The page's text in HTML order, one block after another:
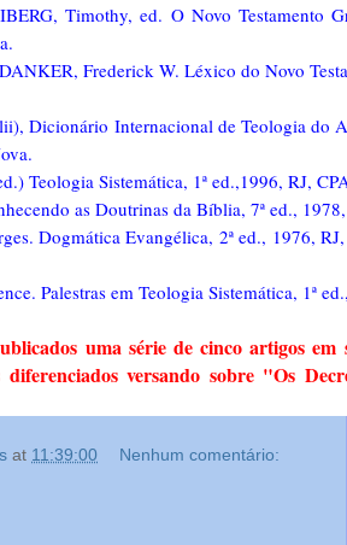
Timothy, ed. O Novo Testamento
Frederick W. Léxico do Novo
Dicionário Internacional de Teologia do
Teologia Sistemática, 1ª ed.,1996, RJ,
as Doutrinas da Bíblia, 7ª ed.,
Dogmática Evangélica, 2ª ed., 1976,
Palestras em Teologia Sistemática, 1ª
uma série de cinco artigos em
versando sobre "Os
at 11:39:00 Nenhum comentário: